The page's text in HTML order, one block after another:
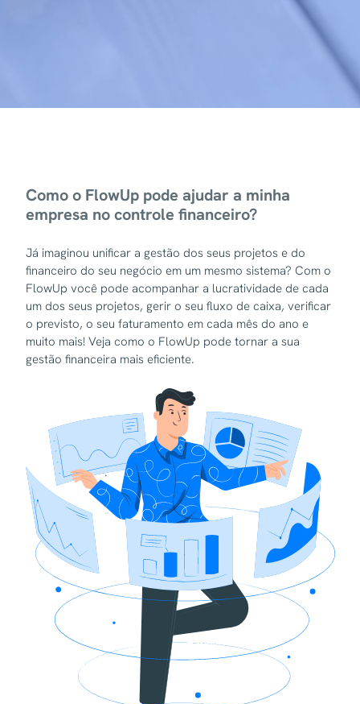
Como o FlowUp pode ajudar a minha
empresa no controle financeiro?
Já imaginou unificar a gestão dos seus projetos e do
financeiro do seu negócio em um mesmo sistema? Com o
FlowUp você pode acompanhar a lucratividade de cada
um dos seus projetos, gerir o seu fluxo de caixa, verificar
o previsto, o seu faturamento em cada mês do ano e
muito mais! Veja como o FlowUp pode tornar a sua
gestão financeira mais eficiente.